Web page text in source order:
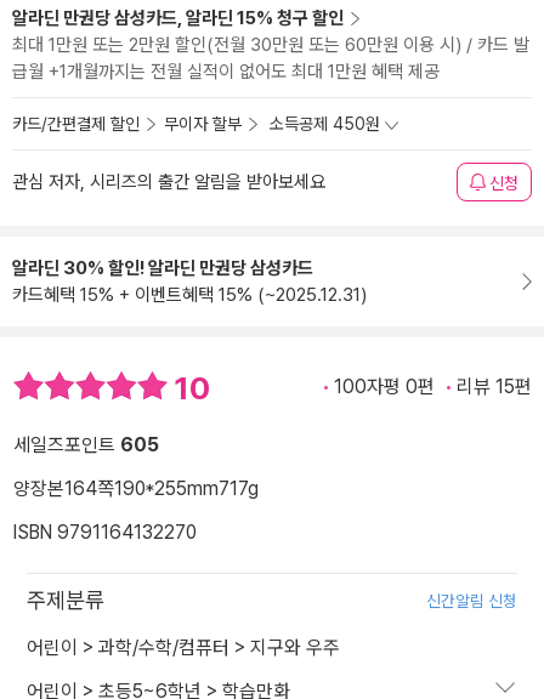
알라딘 만권당 삼성카드, 알라딘 15% 청구 할인
최대 1만원 또는 2만원 할인(전월 30만원 또는 60만원 이용 시) / 카드 발
급월 +1개월까지는 전월 실적이 없어도 최대 1만원 혜택 제공
카드/간편결제 할인 무이자 할부 소득공제 450원
관심 저자, 시리즈의 출간 알림을 받아보세요 신청
알라딘 30% 할인! 알라딘 만권당 삼성카드
카드혜택 15% + 이벤트혜택 15% (~2025.12.31)
10 100자평 0편 리뷰 15편
세일즈포인트 605
양장본164쪽190*255mm717g
ISBN 9791164132270
주제분류 신간알림 신청
어린이 > 과학/수학/컴퓨터 > 지구와 우주
어린이 > 초등5~6학년 > 학습만화